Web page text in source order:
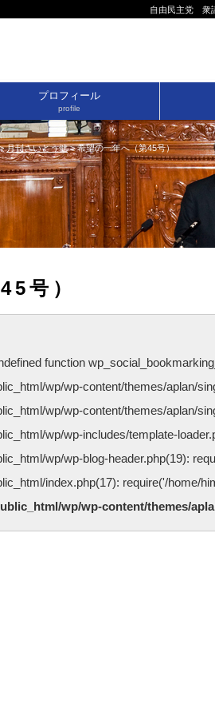
自由民主党 衆
プロフィール
profile
月刊さいとう健>希望の一年へ（第45号）
号）
function
wp/wp-content/themes/aplan/
wp/wp-content/themes/aplan/
wp/wp-includes/template-
wp/wp-blog-header.php(19):
index.php(17): require('/home/
wp/wp-content/themes/